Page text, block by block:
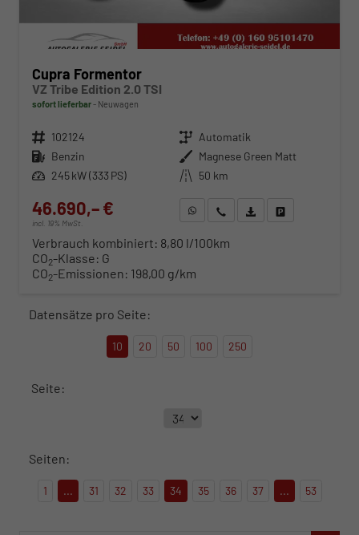
Cupra Formentor
VZ Tribe Edition 2.0 TSI
sofort lieferbar Neuwagen
Fahrzeugnr. 102124 Getriebe Automatik
Kraftstoff Benzin Außenfarbe Magnese Green Matt
Leistung 245 kW (333 PS) Kilometerstand 50 km
46.690,– €
incl. 19% MwSt.
WhatsApp anfragen
Wir rufen Sie anFahrzeugexposé (PDF)
Verbrauch kombiniert: 8,80 l/100km
CO2-Klasse: G
CO2-Emissionen: 198,00 g/km
Datensätze pro Seite:
10 20 50 100 250
Seite:
Seiten:
1 ... 31 32 33 34 35 36 37 ... 53